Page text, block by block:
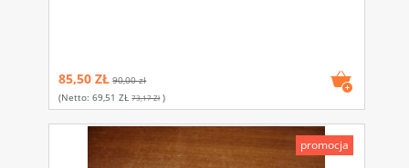
85,50 ZŁ 90,00 zł
(netto:69,51 ZŁ 73,17 Zł)
promocja